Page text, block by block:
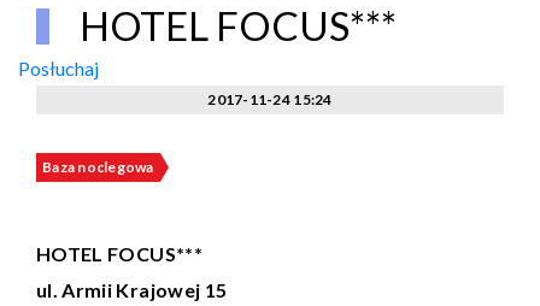
HOTEL FOCUS***
Posłuchaj
2017-11-24 15:24
Baza noclegowa
HOTEL FOCUS***
ul. Armii Krajowej 15